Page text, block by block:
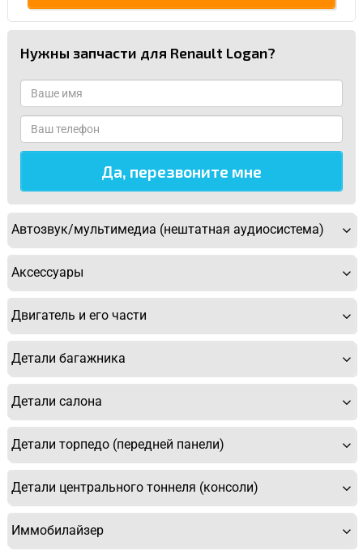
Нужны запчасти для Renault Logan?
Автозвук/мультимедиа (нештатная аудиосистема)
Аксессуары
Двигатель и его части
Детали багажника
Детали салона
Детали торпедо (передней панели)
Детали центрального тоннеля (консоли)
Иммобилайзер